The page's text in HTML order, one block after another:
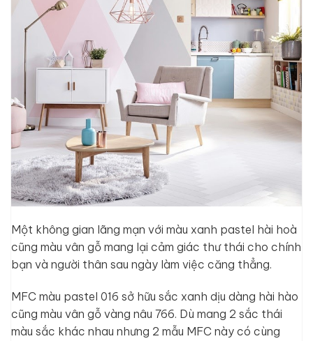
Một không gian lãng mạn với màu xanh pastel hài hoà
cũng màu vân gỗ mang lại cảm giác thư thái cho chính
bạn và người thân sau ngày làm việc căng thẳng.
MFC màu pastel 016 sở hữu sắc xanh dịu dàng hài hào
cũng màu vân gỗ vàng nâu 766. Dù mang 2 sắc thái
màu sắc khác nhau nhưng 2 mẫu MFC này có cùng